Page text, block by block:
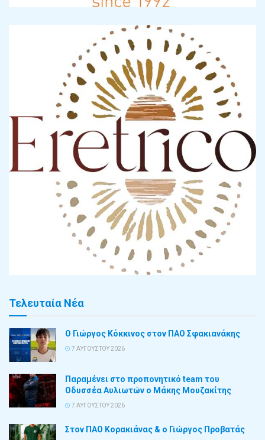
Τελευταία Νέα
Ο Γιώργος Κόκκινος στον ΠΑΟ Σφακιανάκης
7 ΑΥΓΟΎΣΤΟΥ 2026
Παραμένει στο προπονητικό team του
Οδυσσέα Αυλιωτών ο Μάκης Μουζακίτης
7 ΑΥΓΟΎΣΤΟΥ 2026
Στον ΠΑΟ Κορακιάνας & ο Γιώργος Προβατάς